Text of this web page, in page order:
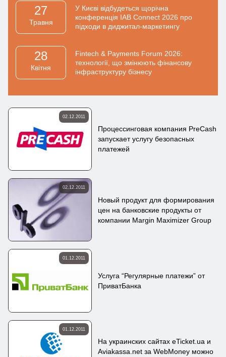
27
Травня
У Києві відбудеться щорічна
конференція IAB Connect 2026 про
підходи в диджитал-маркетингу
28
Квiтня
Fintech & Payments Forum 2026:
технології, що змінюють фінансову
інфраструктуру бізнесу
02.12.2011
Процессинговая компания PreCash
запускает услугу безопасных
платежей
02.12.2011
Новый продукт для формирования
цен на банковские продукты от
компании Margin Maximizer Group
01.12.2011
Услуга “Регулярные платежи” от
ПриватБанка
01.12.2011
На украинских сайтах eTicket.ua и
Aviakassa.net за WebMoney можно